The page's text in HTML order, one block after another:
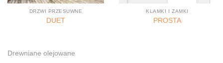
Drewniane olejowane
DRZWI PRZESUWNE
DUET
KLAMKI I ZAMKI
PROSTA